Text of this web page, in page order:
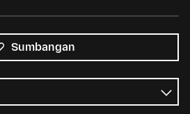
Sumbangan